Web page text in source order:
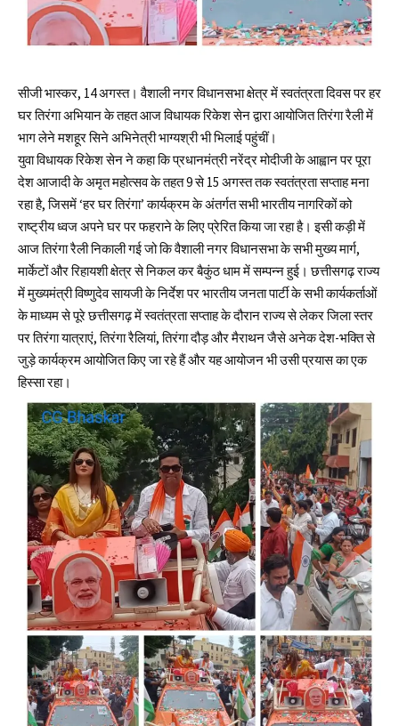
सीजी भास्कर, 14 अगस्त। वैशाली नगर विधानसभा क्षेत्र में स्वतंत्रता दिवस पर हर
घर तिरंगा अभियान के तहत आज विधायक रिकेश सेन द्वारा आयोजित तिरंगा रैली में
भाग लेने मशहूर सिने अभिनेत्री भाग्यश्री भी भिलाई पहुंचीं।
युवा विधायक रिकेश सेन ने कहा कि प्रधानमंत्री नरेंद्र मोदीजी के आह्वान पर पूरा
देश आजादी के अमृत महोत्सव के तहत 9 से 15 अगस्त तक स्वतंत्रता सप्ताह मना
रहा है, जिसमें ‘हर घर तिरंगा’ कार्यक्रम के अंतर्गत सभी भारतीय नागरिकों को
राष्ट्रीय ध्वज अपने घर पर फहराने के लिए प्रेरित किया जा रहा है। इसी कड़ी में
आज तिरंगा रैली निकाली गई जो कि वैशाली नगर विधानसभा के सभी मुख्य मार्ग,
मार्केटों और रिहायशी क्षेत्र से निकल कर बैकुंठ धाम में सम्पन्न हुई। छत्तीसगढ़ राज्य
में मुख्यमंत्री विष्णुदेव सायजी के निर्देश पर भारतीय जनता पार्टी के सभी कार्यकर्ताओं
के माध्यम से पूरे छत्तीसगढ़ में स्वतंत्रता सप्ताह के दौरान राज्य से लेकर जिला स्तर
पर तिरंगा यात्राएं, तिरंगा रैलियां, तिरंगा दौड़ और मैराथन जैसे अनेक देश-भक्ति से
जुड़े कार्यक्रम आयोजित किए जा रहे हैं और यह आयोजन‌ भी उसी प्रयास का एक
हिस्सा रहा।